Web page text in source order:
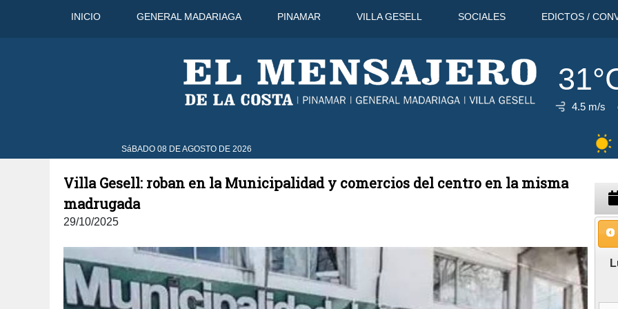
INICIO GENERAL MADARIAGA PINAMAR VILLA GESELL SOCIALES EDICTOS /
4.5 m/s
SáBADO 08 DE AGOSTO DE 2026
Villa Gesell: roban en la Municipalidad y comercios del centro en la misma
madrugada
29/10/2025